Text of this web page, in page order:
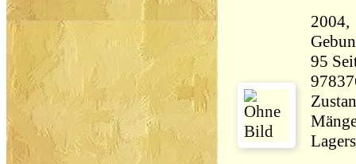
95 Seiten